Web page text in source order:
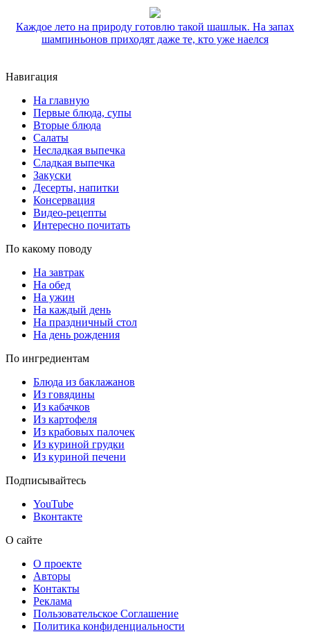
Каждое лето на природу готовлю такой шашлык. На запах
шампиньонов приходят даже те, кто уже наелся
Навигация
На главную
Первые блюда, супы
Вторые блюда
Салаты
Несладкая выпечка
Сладкая выпечка
Закуски
Десерты, напитки
Консервация
Видео-рецепты
Интересно почитать
По какому поводу
На завтрак
На обед
На ужин
На каждый день
На праздничный стол
На день рождения
По ингредиентам
Блюда из баклажанов
Из говядины
Из кабачков
Из картофеля
Из крабовых палочек
Из куриной грудки
Из куриной печени
Подписывайтесь
YouTube
Вконтакте
О сайте
О проекте
Авторы
Контакты
Реклама
Пользовательское Соглашение
Политика конфиденциальности